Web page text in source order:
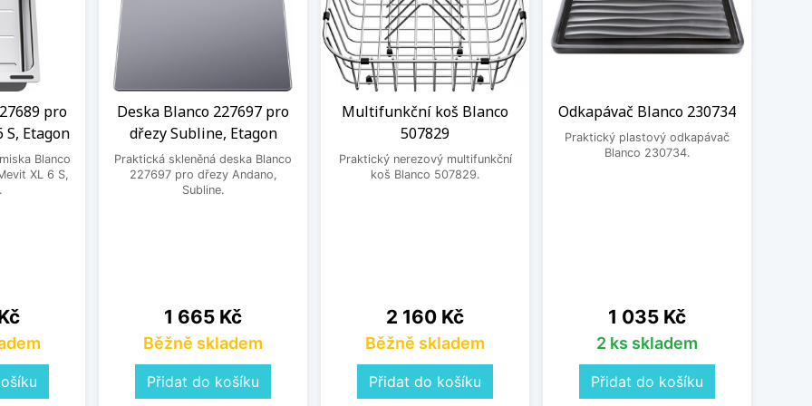
pro
S, Etagon
Blanco
XL 6 S,
Deska Blanco 227697 pro
dřezy Subline, Etagon
Praktická skleněná deska Blanco
227697 pro dřezy Andano,
Subline.
Cena
1 665 Kč
Běžně skladem
Přidat do košíku
Multifunkční koš Blanco
507829
Praktický nerezový multifunkční
koš Blanco 507829.
Cena
2 160 Kč
Běžně skladem
Přidat do košíku
Odkapávač Blanco 230734
Praktický plastový odkapávač
Blanco 230734.
Cena
1 035 Kč
2 ks skladem
Přidat do košíku